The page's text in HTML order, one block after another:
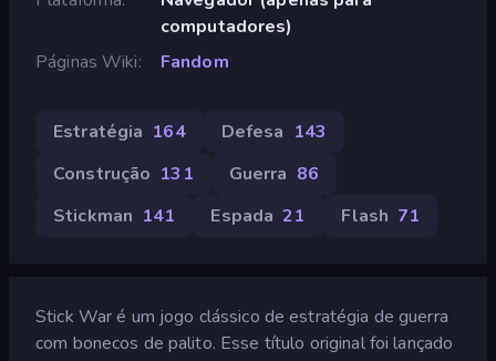
computadores)
Páginas Wiki
Fandom
Estratégia 164 Defesa 143
Construção 131 Guerra 86
Stickman 141 Espada 21 Flash 71
Stick War é um jogo clássico de estratégia de guerra
com bonecos de palito. Esse título original foi lançado